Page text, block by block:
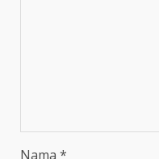
Nama *